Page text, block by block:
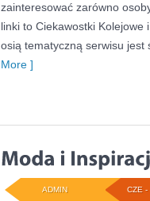
zainteresować zarówno
linki to Ciekawostki Kolejowe
osią tematyczną serwisu jest
More ]
CZE -
ADMIN